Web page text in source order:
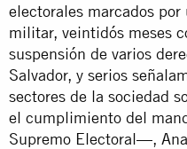
electorales marcados
militar, veintidós meses
suspensión de varios
Salvador, y serios
sectores de la sociedad
el cumplimiento del
Supremo Electoral—,